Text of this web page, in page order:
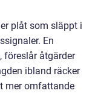
plåt som släppt i
En
föreslår åtgärder
ibland räcker
mer omfattande